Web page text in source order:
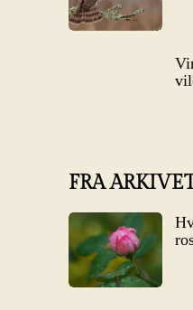
FRA